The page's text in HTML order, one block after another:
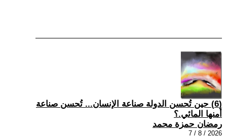
(6) حين تُحسن الدولة صناعة الإنسان... تُحسن صناعة
أمنها المائي.؟
رمضان حمزة محمد
2026 / 8 / 7